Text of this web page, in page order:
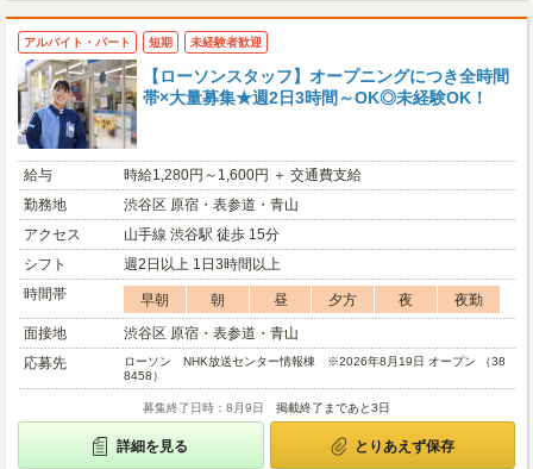
アルバイト・パート 短期 未経験者歓迎
【ローソンスタッフ】オープニングにつき全時間
帯×大量募集★週2日3時間～OK◎未経験OK！
給与
時給1,280円～1,600円 ＋ 交通費支給
勤務地
渋谷区 原宿・表参道・青山
アクセス
山手線 渋谷駅 徒歩 15分
シフト
週2日以上 1日3時間以上
時間帯
早朝 朝 昼 夕方 夜
夜勤
面接地
渋谷区 原宿・表参道・青山
応募先
ローソン NHK放送センター情報棟 ※2026年8月19日 オープン （38
8458）
募集終了日時：8月9日 掲載終了まであと3日
詳細を見る とりあえず保存